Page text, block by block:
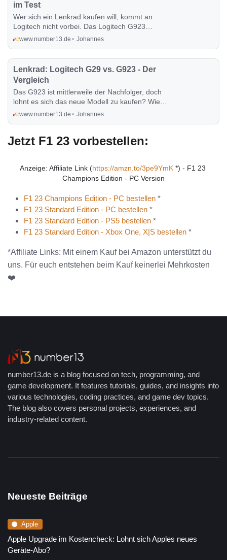
im Test
Wer sich ein Lenkrad kaufen will, kommt an
Logitech nicht vorbei. Das Logitech G923
Trueforce ist aktuell das leistungsstärkste
Logitech G923 Trueforce bemerkenswert finde.
www.number13.de Johannes
Lenkrad: Logitech G29 vs. G923 - Der
Vergleich
Das G923 ist mittlerweile der Nachfolger, doch
lohnt es sich das neue Modell zu kaufen? Wie
unterscheidet sich das G29 zum G923? Dies
www.number13.de Johannes
Jetzt F1 23 vorbestellen:
Anzeige: Affiliate Link (https://amzn.to/3pe9YmK *) - F1 23
Champions Edition - PC Version
F1 23 Champions Edition - PC bestellen *
F1 23 Standard Edition - PC bestellen *
F1 23 Standard Edition - PS5 bestellen *
F1 23 Standard Edition - Xbox One, X|S bestellen *
*Affiliate Links: Mit einem Kauf bei Amazon unterstützt du
uns. Für euch entstehen beim Kauf keinerlei Mehrkosten
❤️
number13.de is a blog focused on tech, programming, and
game development. It features tutorials, guides, and insights into
various technologies, coding practices, and game dev topics.
The blog also covers personal projects, experiences, and
industry-related content.
Neueste Beiträge
Apple
Apple Upgrade im Kostencheck: Lohnt sich Apples neues
Geräte-Abo?